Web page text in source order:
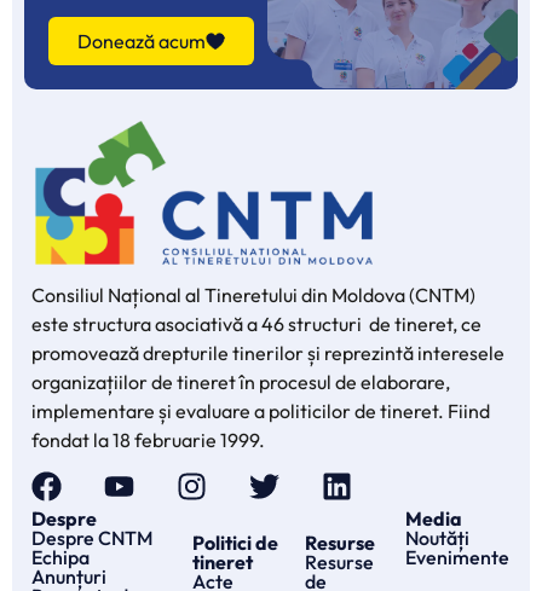
Donează acum
Consiliul Național al Tineretului din Moldova (CNTM)
este structura asociativă a 46 structuri de tineret, ce
promovează drepturile tinerilor și reprezintă interesele
organizațiilor de tineret în procesul de elaborare,
implementare și evaluare a politicilor de tineret. Fiind
fondat la 18 februarie 1999.
Despre
Despre CNTM
Echipa
Anunțuri
Politici de
tineret
Acte
Resurse
Resurse
de
Media
Noutăți
Evenimente